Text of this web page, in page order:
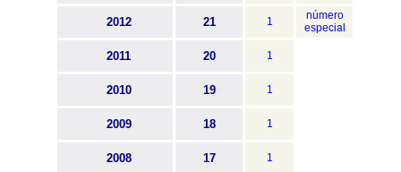
2012 21 1
número
especial
2011 20 1
2010 19 1
2009 18 1
2008 17 1